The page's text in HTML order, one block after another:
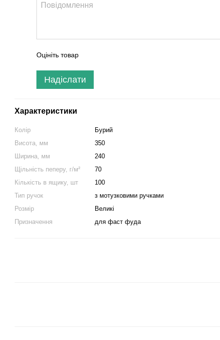
Оцініть товар
Надіслати
Характеристики
Колір
Бурий
Висота, мм
350
Ширина, мм
240
Щільність пеперу, г/м²
70
Кількість в ящику, шт
100
Тип ручок
з мотузковими ручками
Розмір
Великі
Призначення
для фаст фуда